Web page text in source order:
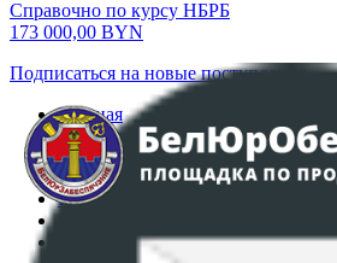
Справочно по курсу НБРБ
173 000,00 BYN
Подписаться на новые поступления
Главная
Аукционы
Интернет-магазин
Регламент организации и
Политика в отношении